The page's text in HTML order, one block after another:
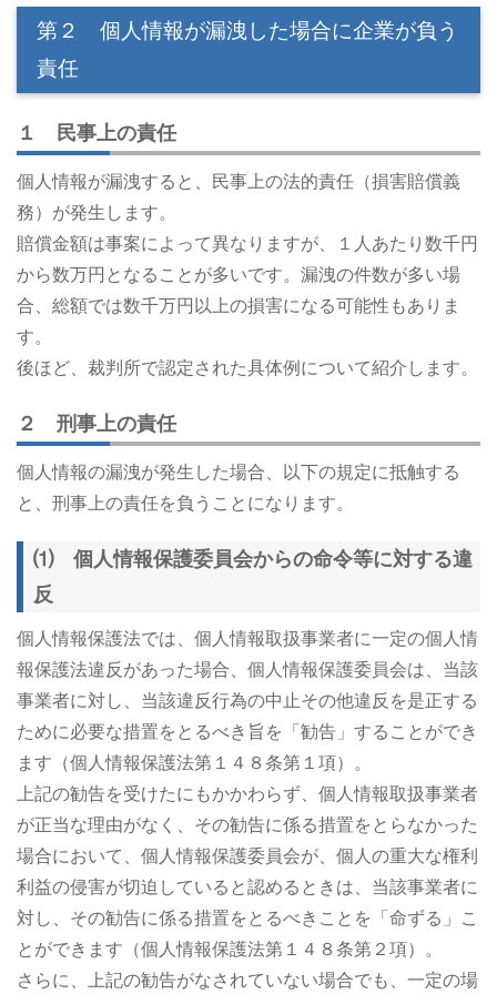
第２ 個人情報が漏洩した場合に企業が負う
責任
１ 民事上の責任
個人情報が漏洩すると、民事上の法的責任（損害賠償義
務）が発生します。
賠償金額は事案によって異なりますが、１人あたり数千円
から数万円となることが多いです。漏洩の件数が多い場
合、総額では数千万円以上の損害になる可能性もありま
す。
後ほど、裁判所で認定された具体例について紹介します。
２ 刑事上の責任
個人情報の漏洩が発生した場合、以下の規定に抵触する
と、刑事上の責任を負うことになります。
⑴ 個人情報保護委員会からの命令等に対する違
反
個人情報保護法では、個人情報取扱事業者に一定の個人情
報保護法違反があった場合、個人情報保護委員会は、当該
事業者に対し、当該違反行為の中止その他違反を是正する
ために必要な措置をとるべき旨を「勧告」することができ
ます（個人情報保護法第１４８条第１項）。
上記の勧告を受けたにもかかわらず、個人情報取扱事業者
が正当な理由がなく、その勧告に係る措置をとらなかった
場合において、個人情報保護委員会が、個人の重大な権利
利益の侵害が切迫していると認めるときは、当該事業者に
対し、その勧告に係る措置をとるべきことを「命ずる」こ
とができます（個人情報保護法第１４８条第２項）。
さらに、上記の勧告がなされていない場合でも、一定の場